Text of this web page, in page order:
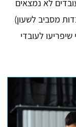
לא נמצאים
מסביב לשעון)
לעובדי